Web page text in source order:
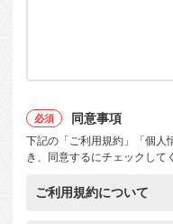
同意事項
下記の「ご利用規約」「個人
き、同意するにチェックして
ご利用規約について